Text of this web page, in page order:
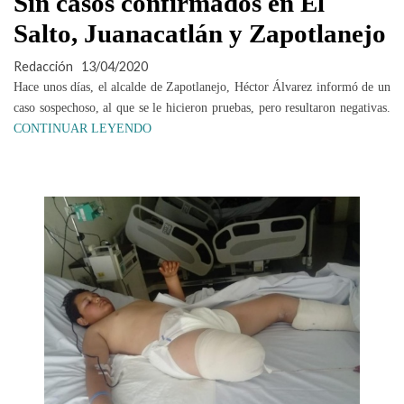
Salto, Juanacatlán y Zapotlanejo
Redacción 13/04/2020
Hace unos días, el alcalde de Zapotlanejo, Héctor Álvarez informó de un
caso sospechoso, al que se le hicieron pruebas, pero resultaron negativas.
CONTINUAR LEYENDO